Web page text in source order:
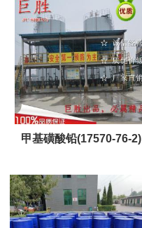
甲基磺酸铅(17570-76-2)